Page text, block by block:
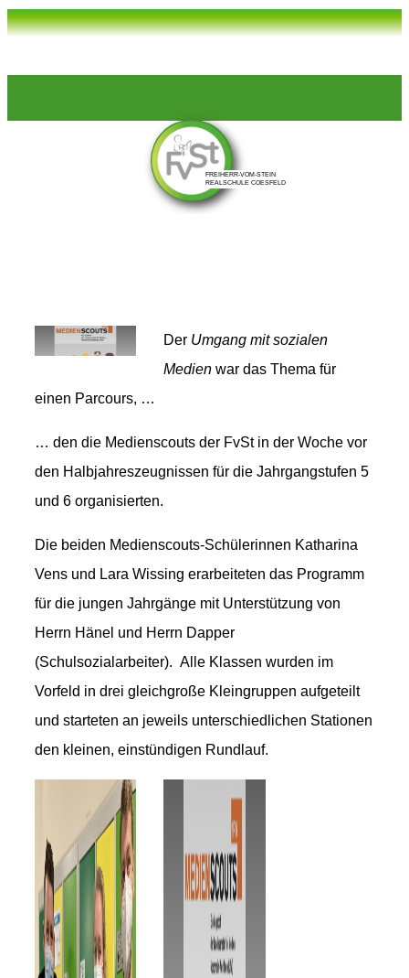
Der Umgang mit sozialen
Medien war das Thema für
einen Parcours, …
… den die Medienscouts der FvSt in der Woche vor
den Halbjahreszeugnissen für die Jahrgangstufen 5
und 6 organisierten.
Die beiden Medienscouts-Schülerinnen Katharina
Vens und Lara Wissing erarbeiteten das Programm
für die jungen Jahrgänge mit Unterstützung von
Herrn Hänel und Herrn Dapper
(Schulsozialarbeiter). Alle Klassen wurden im
Vorfeld in drei gleichgroße Kleingruppen aufgeteilt
und starteten an jeweils unterschiedlichen Stationen
den kleinen, einstündigen Rundlauf.